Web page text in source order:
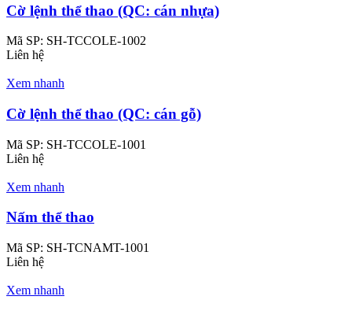
Cờ lệnh thể thao (QC: cán nhựa)
Mã SP: SH-TCCOLE-1002
Liên hệ
Xem nhanh
Cờ lệnh thể thao (QC: cán gỗ)
Mã SP: SH-TCCOLE-1001
Liên hệ
Xem nhanh
Nấm thể thao
Mã SP: SH-TCNAMT-1001
Liên hệ
Xem nhanh